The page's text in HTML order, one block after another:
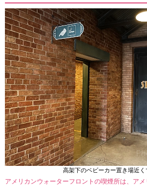
高架下のベビーカー置き場近く
アメリカンウォーターフロントの喫煙所は、ア